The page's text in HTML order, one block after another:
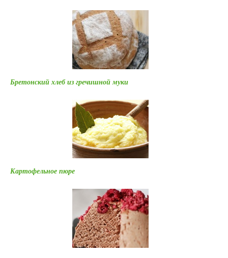
Бретонский хлеб из гречишной муки
Картофельное пюре